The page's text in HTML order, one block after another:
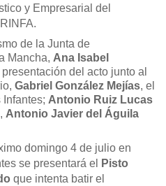
y Empresarial del
de la Junta de
Mancha, Ana Isabel
del acto junto al
Gabriel González Mejías, el
Antonio Ruiz Lucas
Antonio Javier del Águila
domingo 4 de julio en
se presentará el
Pisto
que intenta batir el